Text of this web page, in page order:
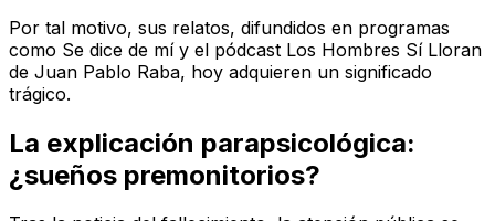
Por tal motivo, sus relatos, difundidos en programas
como Se dice de míy el pódcast Los Hombres Sí Lloran
de Juan Pablo Raba, hoy adquieren un significado
trágico.
La explicación parapsicológica:
¿sueños premonitorios?